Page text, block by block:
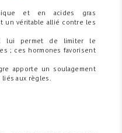
et en acides gras
un véritable allié contre les
lui permet de limiter le
; ces hormones favorisent
apporte un soulagement
liés aux règles.